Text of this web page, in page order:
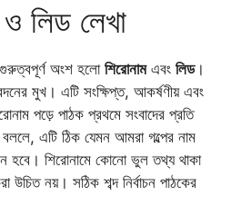
লিড লেখা
গুরুত্বপূর্ণ অংশ হলো শিরোনামএবং লিড।
মুখ। এটি সংক্ষিপ্ত, আকর্ষণীয় এবং
পড়ে পাঠক প্রথমে সংবাদের প্রতি
এটি ঠিক যেমন আমরা গল্পের নাম
হবে। শিরোনামে কোনো ভুল তথ্য থাকা
উচিত নয়। সঠিক শব্দ নির্বাচন পাঠকের